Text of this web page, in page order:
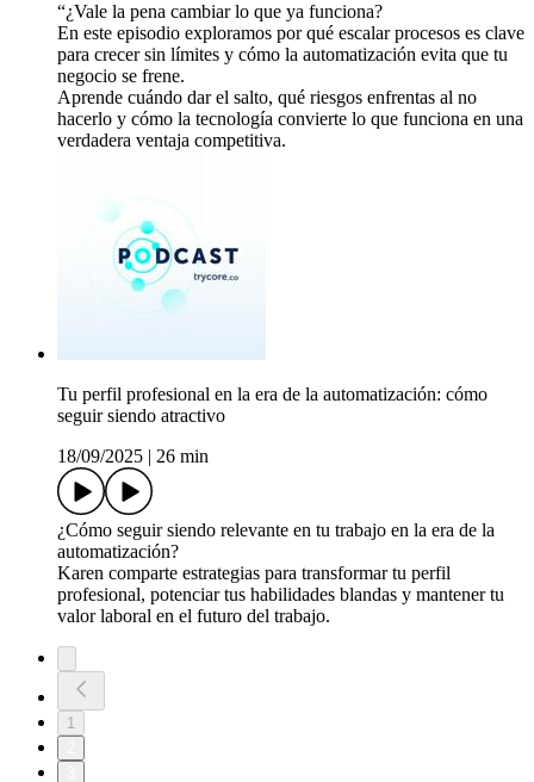
“¿Vale la pena cambiar lo que ya funciona?
En este episodio exploramos por qué escalar procesos es clave
para crecer sin límites y cómo la automatización evita que tu
negocio se frene.
Aprende cuándo dar el salto, qué riesgos enfrentas al no
hacerlo y cómo la tecnología convierte lo que funciona en una
verdadera ventaja competitiva.
Tu perfil profesional en la era de la automatización: cómo
seguir siendo atractivo
18/09/2025
26 min
¿Cómo seguir siendo relevante en tu trabajo en la era de la
automatización?
Karen comparte estrategias para transformar tu perfil
profesional, potenciar tus habilidades blandas y mantener tu
valor laboral en el futuro del trabajo.
1